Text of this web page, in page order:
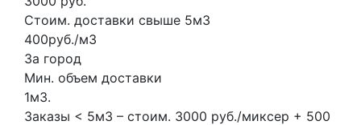
Стоим. доставки свыше 5м3
400руб./м3
За город
Мин. объем доставки
1м3.
Заказы < 5м3 – стоим. 3000 руб./миксер + 500